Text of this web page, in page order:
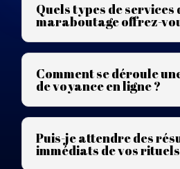
Quels types de services
maraboutage offrez-
Comment se déroule
de voyance en ligne ?
Puis-je attendre des
immédiats de vos